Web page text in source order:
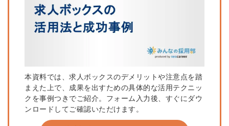
本資料では、求人ボックスのデメリットや注意点を踏
まえた上で、成果を出すための具体的な活用テクニッ
クを事例つきでご紹介。フォーム入力後、すぐにダウ
ンロードしてご確認いただけます。